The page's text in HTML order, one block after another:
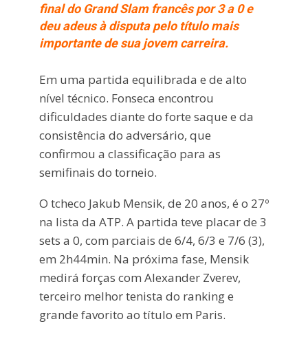
final do Grand Slam francês por 3 a 0 e
deu adeus à disputa pelo título mais
importante de sua jovem carreira.
Em uma partida equilibrada e de alto
nível técnico. Fonseca encontrou
dificuldades diante do forte saque e da
consistência do adversário, que
confirmou a classificação para as
semifinais do torneio.
O tcheco Jakub Mensik, de 20 anos, é o 27º
na lista da ATP. A partida teve placar de 3
sets a 0, com parciais de 6/4, 6/3 e 7/6 (3),
em 2h44min. Na próxima fase, Mensik
medirá forças com Alexander Zverev,
terceiro melhor tenista do ranking e
grande favorito ao título em Paris.